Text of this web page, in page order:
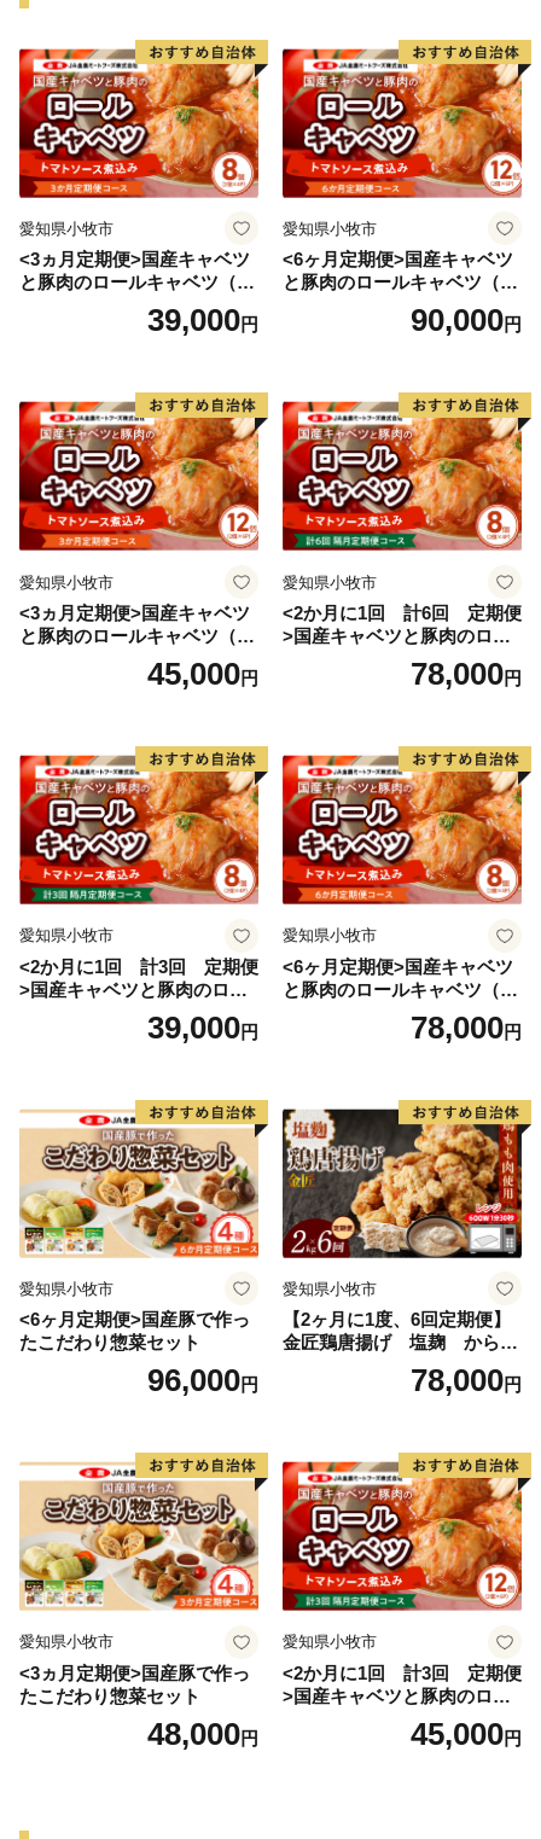
チーフとした「たか坊」が町のＰＲをしています。
★ABCテレビのニュース情報番組「キャスト」で「 畑
中義和商店 」” つやの玉 ”が紹介されました！
👉 『つやの玉』・『こんにゃく美肌たおる』×2ｾｯﾄ
愛知県小牧市
<3ヵ月定期便>国産キャベツ
と豚肉のロールキャベツ（4P
39,000円
愛知県小牧市
<6ヶ月定期便>国産キャベツ
と豚肉のロールキャベツ（6P
90,000円
愛知県小牧市
<3ヵ月定期便>国産キャベツ
と豚肉のロールキャベツ（6P
45,000円
愛知県小牧市
<2か月に1回 計6回 定期便
>国産キャベツと豚肉のロー
ルキャベツ（4P入り）
78,000円
愛知県小牧市
<2か月に1回 計3回 定期便
>国産キャベツと豚肉のロー
ルキャベツ（4P入り）
39,000円
愛知県小牧市
<6ヶ月定期便>国産キャベツ
と豚肉のロールキャベツ（4P
78,000円
愛知県小牧市
<6ヶ月定期便>国産豚で作っ
たこだわり惣菜セット
96,000円
愛知県小牧市
【2ヶ月に1度、6回定期便】
金匠鶏唐揚げ 塩麹 からあ
78,000円
愛知県小牧市
<3ヵ月定期便>国産豚で作っ
たこだわり惣菜セット
48,000円
愛知県小牧市
<2か月に1回 計3回 定期便
>国産キャベツと豚肉のロー
ルキャベツ（6P入り）
45,000円